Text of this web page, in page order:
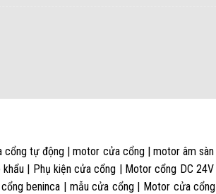
tự động | motor cửa cổng | motor âm
| Phụ kiện cửa cổng | Motor cổng DC
beninca | mẫu cửa cổng | Motor cửa